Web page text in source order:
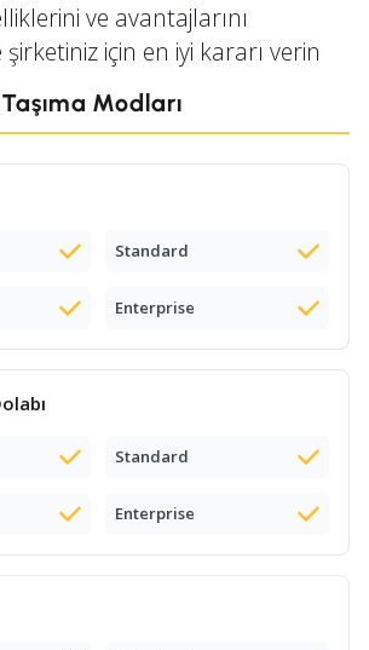
ve avantajlarını
şirketiniz için en iyi kararı verin
Taşıma Modları
Standard
Enterprise
Standard
Enterprise